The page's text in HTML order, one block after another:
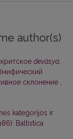
author(s)
devásya,
(мифический
склонение ,
kategorijos ir
Baltistica